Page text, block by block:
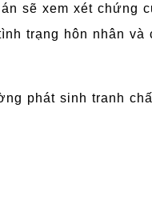
sẽ xem xét chứng
trạng hôn nhân và
phát sinh tranh